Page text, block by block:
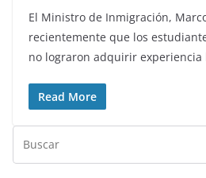
El Ministro de Inmigración,
recientemente que los
no lograron adquirir experiencia
Read More